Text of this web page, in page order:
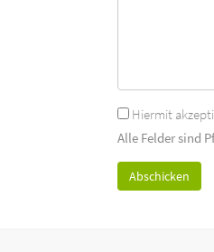
Hiermit
Alle Felder sind